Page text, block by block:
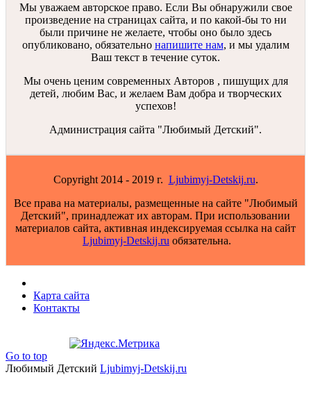
Мы уважаем авторское право. Если Вы обнаружили свое
произведение на страницах сайта, и по какой-бы то ни
были причине не желаете, чтобы оно было здесь
опубликовано, обязательно напишите нам, и мы удалим
Ваш текст в течение суток.
Мы очень ценим современных Авторов , пишущих для
детей, любим Вас, и желаем Вам добра и творческих
успехов!
Администрация сайта "Любимый Детский".
Copyright 2014 - 2019 г. Ljubimyj-Detskij.ru.
Все права на материалы, размещенные на сайте "Любимый
Детский", принадлежат их авторам. При использовании
материалов сайта, активная индексируемая ссылка на сайт
Ljubimyj-Detskij.ru обязательна.
Карта сайта
Контакты
Go to top
Любимый Детский Ljubimyj-Detskij.ru